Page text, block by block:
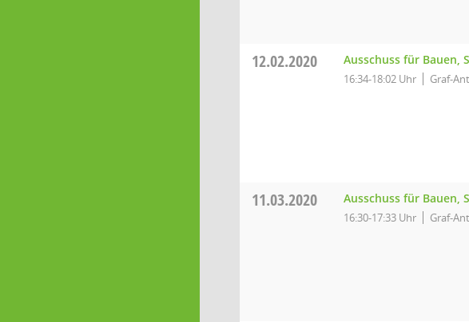
12.02.2020 Ausschuss für
16:34-18:02 Uhr Graf-
11.03.2020 Ausschuss für
16:30-17:33 Uhr Graf-